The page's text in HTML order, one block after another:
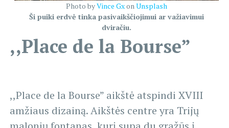
Photo byVince GxonUnsplash
Ši puiki erdvė tinka pasivaikščiojimui ar važiavimui
dviračiu.
,,Place de la Bourse”
,,Place de la Bourse” aikštė atspindi XVIII
amžiaus dizainą. Aikštės centre yra Trijų